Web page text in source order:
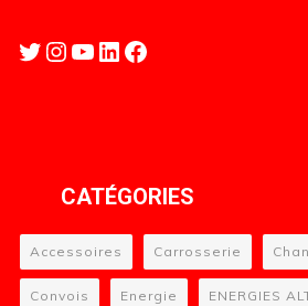
Twitter
Instagram
YouTube
LinkedIn
Facebook
CATÉGORIES
Accessoires Carrosserie
Convois Energie ENERGIES